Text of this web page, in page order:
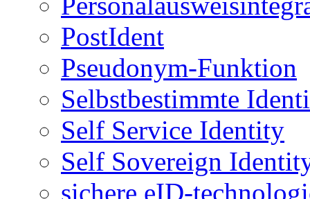
PostIdent
Pseudonym-Funktion
Selbstbestimmte
Self Service Identity
Self Sovereign
sichere eID-